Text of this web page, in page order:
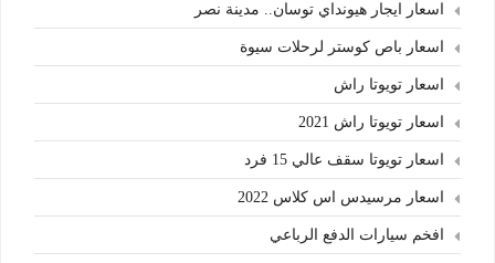
اسعار ايجار هيونداي توسان.. مدينة نصر
اسعار باص كوستر لرحلات سيوة
اسعار تويوتا راش
اسعار تويوتا راش 2021
اسعار تويوتا سقف عالي 15 فرد
اسعار مرسيدس اس كلاس 2022
افخم سيارات الدفع الرباعي